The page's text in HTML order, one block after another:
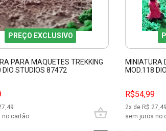
PREÇO EXCLUSIVO
PARA MAQUETES TREKKING
DIO STUDIOS 87472
no cartão
MINIATURA
MOD.118
R$54,99
2x de R$ 27,49
sem juros no